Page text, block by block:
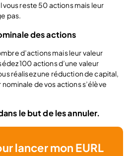
reste 50 actions mais leur
pas.
des actions
d’actions mais leur valeur
100 actions d’une valeur
réalisez une réduction de capital,
de vos actions s’élève
le but de les annuler.
lancer mon EURL